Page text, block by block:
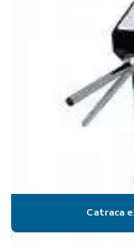
Catraca biométrica
Catraca biométrica henry
Catraca biométrica preço
Catraca biométrica valor
Catraca coletora de
Catraca comanda
Catraca de controle de
Catraca